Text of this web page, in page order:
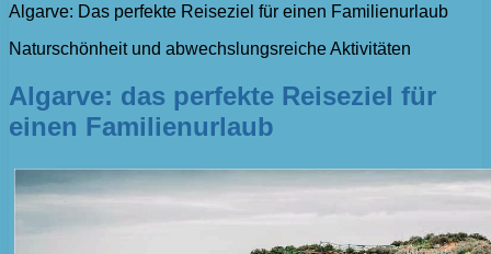
Algarve: Das perfekte Reiseziel für einen Familienurlaub
Naturschönheit und abwechslungsreiche Aktivitäten
Algarve: das perfekte Reiseziel für
einen Familienurlaub